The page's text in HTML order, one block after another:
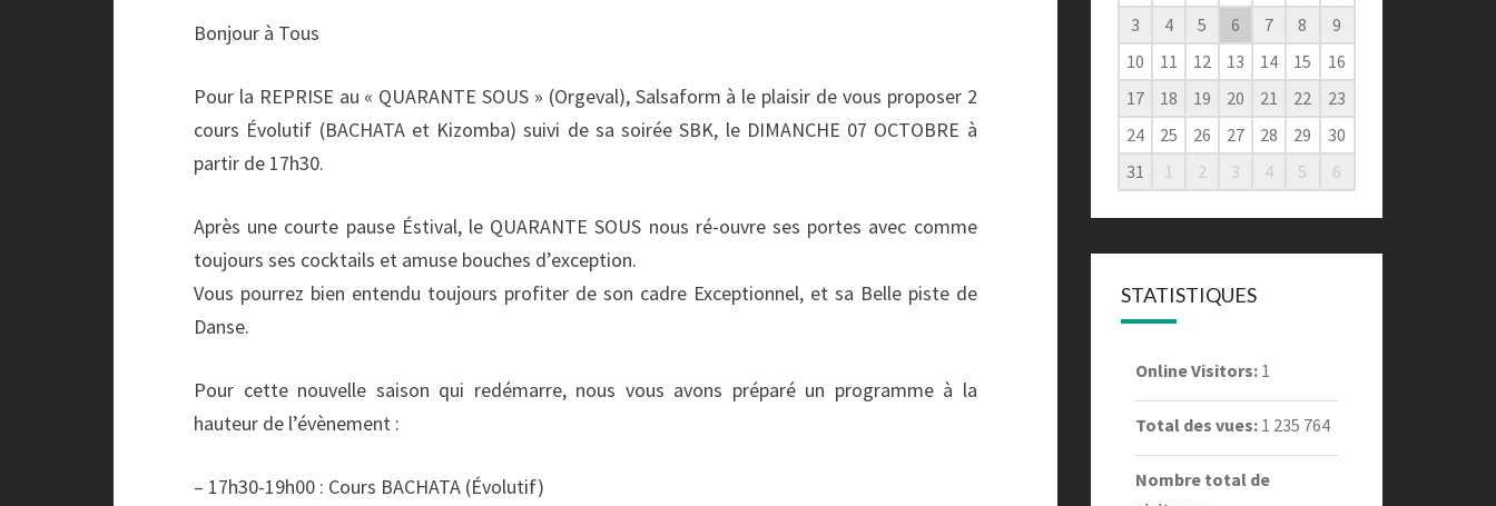
SOIRÉE
SBK
SOUS
Bonjour à Tous
Pour la REPRISE au « QUARANTE SOUS » (Orgeval), Salsaform à le plaisir de vous proposer 2
cours Évolutif (BACHATA et Kizomba) suivi de sa soirée SBK, le DIMANCHE 07 OCTOBRE à
partir de 17h30.
Après une courte pause Éstival, le QUARANTE SOUS nous ré-ouvre ses portes avec comme
toujours ses cocktails et amuse bouches d’exception.
Vous pourrez bien entendu toujours profiter de son cadre Exceptionnel, et sa Belle piste de
Danse.
Pour cette nouvelle saison qui redémarre, nous vous avons préparé un programme à la
hauteur de l’évènement :
– 17h30-19h00 : Cours BACHATA (Évolutif)
3
4 5 6 7 8
9
10
11 12 13 14 15
16
17
18 19 20 21 22
23
24
25 26 27 28 29
30
31
1 2 3 4 5 6
STATISTIQUES
Online Visitors: 1
Total des vues: 1 235 764
Nombre total de